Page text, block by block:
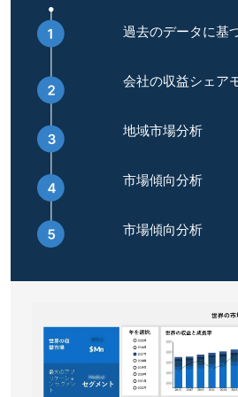
過去のデータに基
会社の収益シェア
地域市場分析
市場傾向分析
市場傾向分析